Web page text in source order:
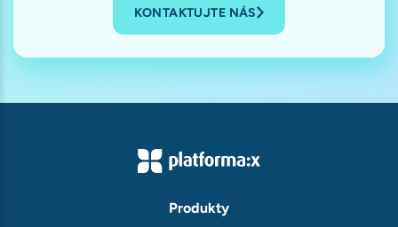
KONTAKTUJTE NÁS
Produkty